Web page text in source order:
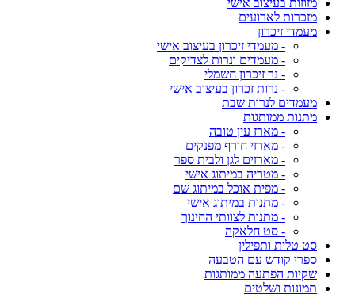
מזוזות בעיצוב אישי
מזכרות לארועים
מעמדי זיכרון
- מעמדי זיכרון בעיצוב אישי
- מעמדים ונרות לצדיקים
- נר זיכרון חשמלי
- נרות זכרון בעיצוב אישי
מעמדים לנרות שבת
מתנות ממותגות
- מארז עין טובה
- מארזי חורף מפנקים
- מארזים לגן ולבית ספר
- מטריה במיתוג אישי
- מפית אוכל במיתוג שם
- מתנות במיתוג אישי
- מתנות לצוותי החינוך
- סט חלאקה
סט טלית ותפילין
ספרי קודש עם הטבעה
שקיות הפתעה ממותגות
תמונות ושלטים